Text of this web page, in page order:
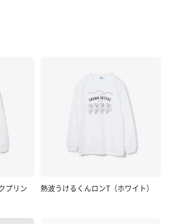
プリン
熱波うけるくんロンT（ホワイト）